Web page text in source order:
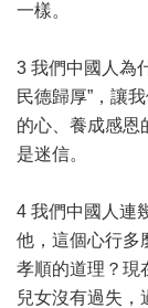
一樣。
3 我們中國人為
民德歸厚”，讓
的心、養成感恩
是迷信。
4 我們中國人連
他，這個心行多
孝順的道理？現
兒女沒有過失，